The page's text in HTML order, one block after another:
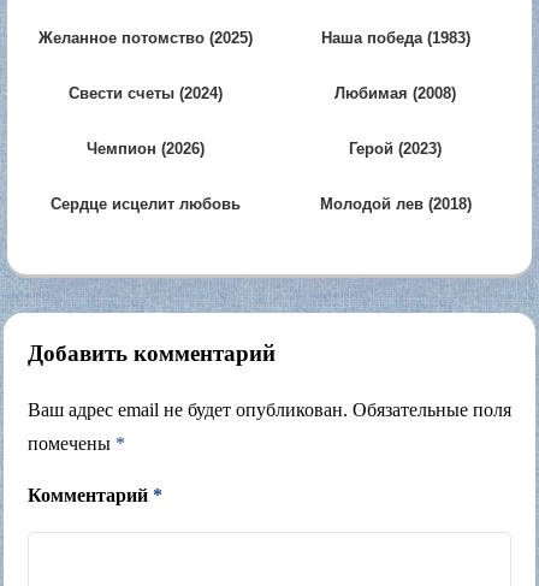
Желанное потомство (2025) Наша победа (1983)
Свести счеты (2024) Любимая (2008)
Чемпион (2026) Герой (2023)
Сердце исцелит любовь
Молодой лев (2018)
Добавить комментарий
Ваш адрес email не будет опубликован. Обязательные поля
помечены *
Комментарий *